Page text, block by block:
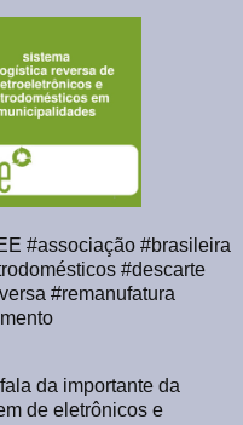
#associação #brasileira
#descarte
#remanufatura
da importante da
de eletrônicos e